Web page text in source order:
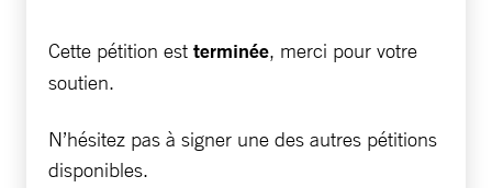
Cette pétition est terminée, merci pour votre
soutien.
N’hésitez pas à signer une des autres pétitions
disponibles.